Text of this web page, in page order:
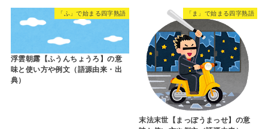
「ふ」で始まる四字熟語
浮雲朝露【ふうんちょうろ】の意
味と使い方や例文（語源由来・出
典）
「ま」で始まる四字熟語
末法末世【まっぽうまっせ】の意